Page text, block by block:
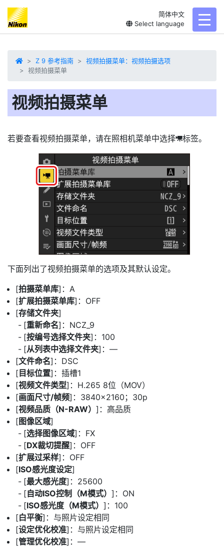
简体中文
Select language
Z 9 参考指南
视频拍摄菜单：视频拍摄选项
视频拍摄菜单
视频拍摄菜单
若要查看视频拍摄菜单，请在照相机菜单中选择1标签。
下面列出了视频拍摄菜单的选项及其默认设定。
[拍摄菜单库]：A
[扩展拍摄菜单库]：OFF
[存储文件夹]
[重新命名]：NCZ_9
[按编号选择文件夹]：100
[从列表中选择文件夹]：—
[文件命名]：DSC
[ 目标位置]：插槽1
[视频文件类型]：H.265 8位（MOV）
[画面尺寸/帧频]：3840×2160；30p
[视频品质（N-RAW） ]：高品质
[图像区域]
[选择图像区域]：FX
[DX裁切提醒]：OFF
[扩展过采样]：OFF
[ISO感光度设定]
[最大感光度]：25600
[自动ISO控制（M模式） ]：ON
[ISO感光度（M模式） ]：100
[白平衡]：与照片设定相同
[设定优化校准]：与照片设定相同
[管理优化校准]：—